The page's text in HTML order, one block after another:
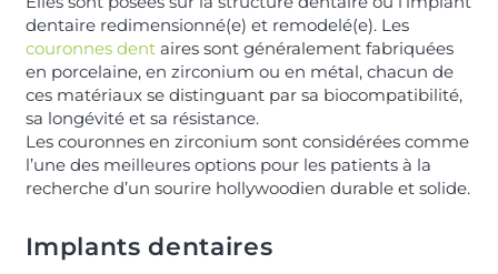
dentaire redimensionné(e) et remodelé(e). Les
couronnes dentaires sont généralement fabriquées
en porcelaine, en zirconium ou en métal, chacun de
ces matériaux se distinguant par sa biocompatibilité,
sa longévité et sa résistance.
Les couronnes en zirconium sont considérées comme
l’une des meilleures options pour les patients à la
recherche d’un sourire hollywoodien durable et solide.
Implants dentaires